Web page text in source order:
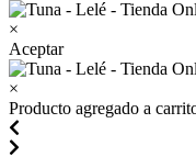
×
Aceptar
×
Producto agregado a